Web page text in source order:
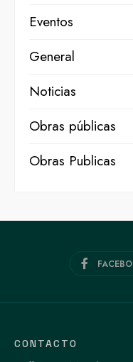
Eventos
General
Noticias
Obras públicas
Obras Publicas
CONTACTO